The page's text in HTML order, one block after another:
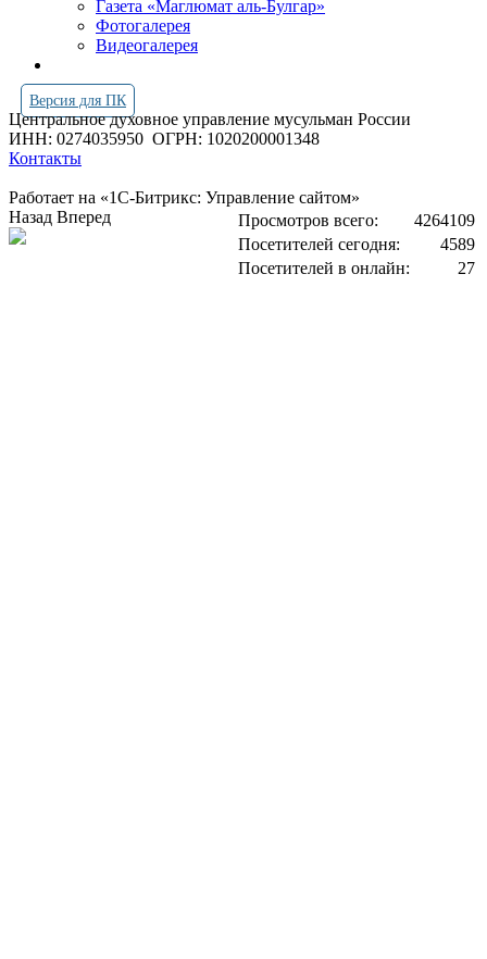
Газета «Маглюмат аль-Булгар»
Фотогалерея
Видеогалерея
Версия для ПК
Центральное духовное управление мусульман России
ИНН: 0274035950 ОГРН: 1020200001348
Контакты
Работает на «1С-Битрикс: Управление сайтом»
Просмотров всего:
4264109
Посетителей сегодня:
4589
Посетителей в онлайн:
27
Назад Вперед